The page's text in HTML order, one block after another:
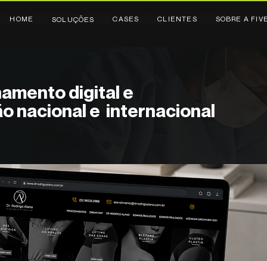
HOME SOLUÇÕES CASES CLIENTES SOBRE A
digital e
nacional e internacional